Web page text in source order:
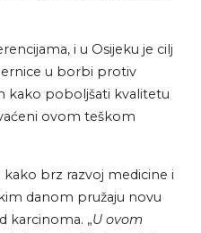
i u Osijeku je cilj
u borbi protiv
kako poboljšati kvalitetu
ovom teškom
kako brz razvoj medicine i
danom pružaju novu
karcinoma. „U ovom